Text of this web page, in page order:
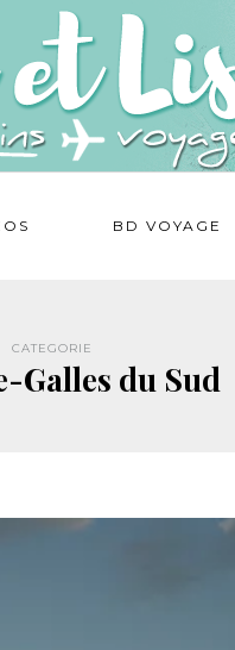
BD VOYAGE
CATEGORIE
Galles du Sud